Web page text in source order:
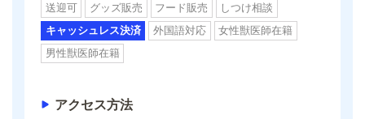
送迎可
グッズ販売 フード販売
しつけ相談
キャッシュレス決済
外国語対応
女性獣医師在籍
男性獣医師在籍
アクセス方法